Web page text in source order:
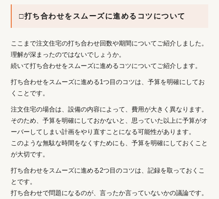
□打ち合わせをスムーズに進めるコツについて
ここまで注文住宅の打ち合わせ回数や期間についてご紹介しました。
理解が深まったのではないでしょうか。
続いて打ち合わせをスムーズに進めるコツについてご紹介します。
打ち合わせをスムーズに進める1つ目のコツは、予算を明確にしてお
くことです。
注文住宅の場合は、設備の内容によって、費用が大きく異なります。
そのため、予算を明確にしておかないと、思っていた以上に予算がオ
ーバーしてしまい計画をやり直すことになる可能性があります。
このような無駄な時間をなくすためにも、予算を明確にしておくこと
が大切です。
打ち合わせをスムーズに進める2つ目のコツは、記録を取っておくこ
とです。
打ち合わせで問題になるのが、言ったか言っていないかの議論です。